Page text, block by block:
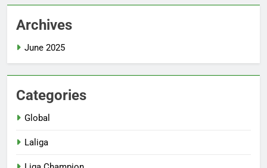
Archives
June 2025
Categories
Global
Laliga